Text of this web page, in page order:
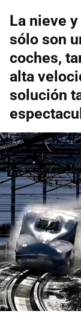
La nieve
sólo son
coches,
alta
solución